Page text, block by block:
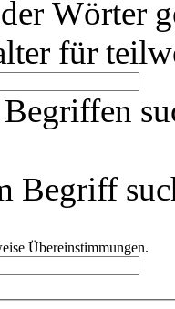
Wörter
für
Begriff
Übereinstimmungen.